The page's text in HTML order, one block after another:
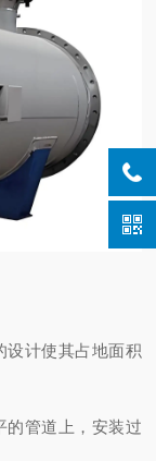
设计使其占地面积
的管道上，安装过